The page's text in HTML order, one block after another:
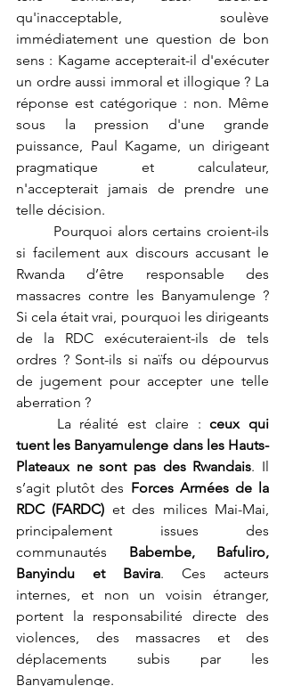
qu'inacceptable, soulève
immédiatement une question de bon
sens : Kagame accepterait-il d'exécuter
un ordre aussi immoral et illogique ? La
réponse est catégorique : non. Même
sous la pression d'une grande
puissance, Paul Kagame, un dirigeant
pragmatique et calculateur,
n'accepterait jamais de prendre une
telle décision.
si facilement aux discours accusant le
Rwanda d’être responsable des
massacres contre les Banyamulenge ?
Si cela était vrai, pourquoi les dirigeants
de la RDC exécuteraient-ils de tels
ordres ? Sont-ils si naïfs ou dépourvus
de jugement pour accepter une telle
aberration ?
	La réalité est claire :
ceux qui
tuent les Banyamulenge dans les Hauts-
Plateaux ne sont pas des Rwandais. Il
s’agit plutôt des Forces Armées de la
RDC (FARDC) et des milices Mai-Mai,
principalement issues des
communautés Babembe, Bafuliro,
Banyindu et Bavira. Ces acteurs
internes, et non un voisin étranger,
portent la responsabilité directe des
violences, des massacres et des
déplacements subis par les
Banyamulenge.